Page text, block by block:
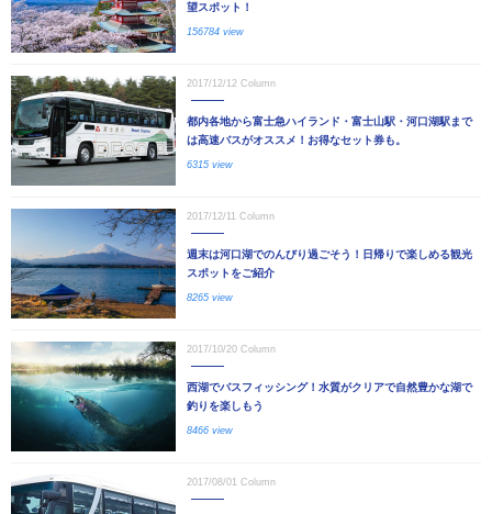
望スポット！
156784 view
2017/12/12 Column
都内各地から富士急ハイランド・富士山駅・河口湖駅まで
は高速バスがオススメ！お得なセット券も。
6315 view
2017/12/11 Column
週末は河口湖でのんびり過ごそう！日帰りで楽しめる観光
スポットをご紹介
8265 view
2017/10/20 Column
西湖でバスフィッシング！水質がクリアで自然豊かな湖で
釣りを楽しもう
8466 view
2017/08/01 Column